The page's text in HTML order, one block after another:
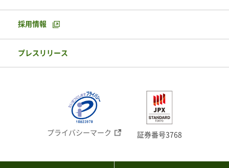
採用情報
プレスリリース
プライバシーマーク 証券番号3768